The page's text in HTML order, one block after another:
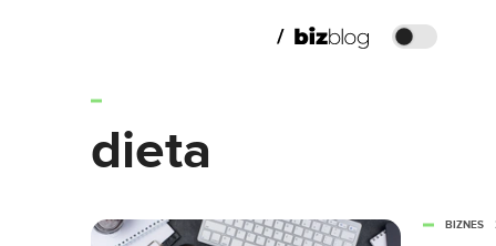
dieta
BIZNES